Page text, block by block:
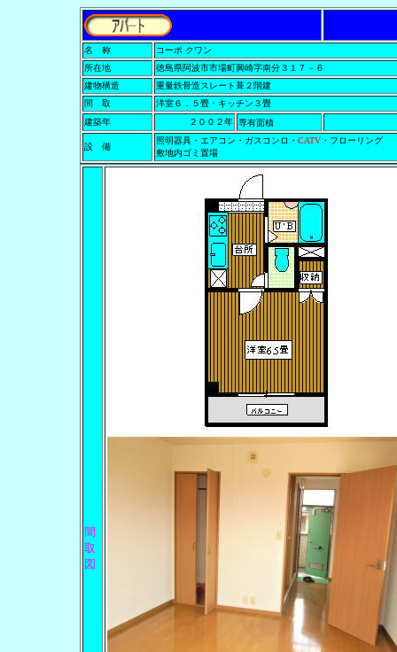
名 称
コーポ クワン
所在地
徳島県阿波市市場町興崎字南分３１７－６
建物構造
重量鉄骨造スレート葺２階建
間 取
洋室６．５畳・キッチン３畳
建築年
２００２年 専有面積
設 備
照明器具・エアコン・ガスコンロ・ CATV ・フローリング
敷地内ゴミ置場
間
取
図